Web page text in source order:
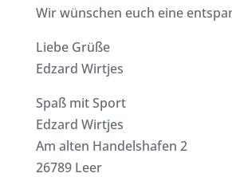
Wir wünschen euch eine
Liebe Grüße
Edzard Wirtjes
Spaß mit Sport
Edzard Wirtjes
Am alten Handelshafen 2
26789 Leer